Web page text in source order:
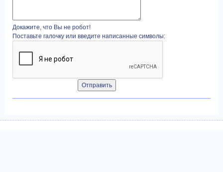
Докажите, что Вы не робот!
Поставьте галочку или введите написанные символы: